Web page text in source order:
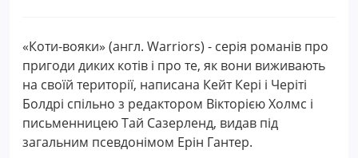
«Коти-вояки» (англ. Warriors) - серія романів про
пригоди диких котів і про те, як вони виживають
на своїй території, написана Кейт Кері і Черіті
Болдрі спільно з редактором Вікторією Холмс і
письменницею Тай Сазерленд, видав під
загальним псевдонімом Ерін Гантер.